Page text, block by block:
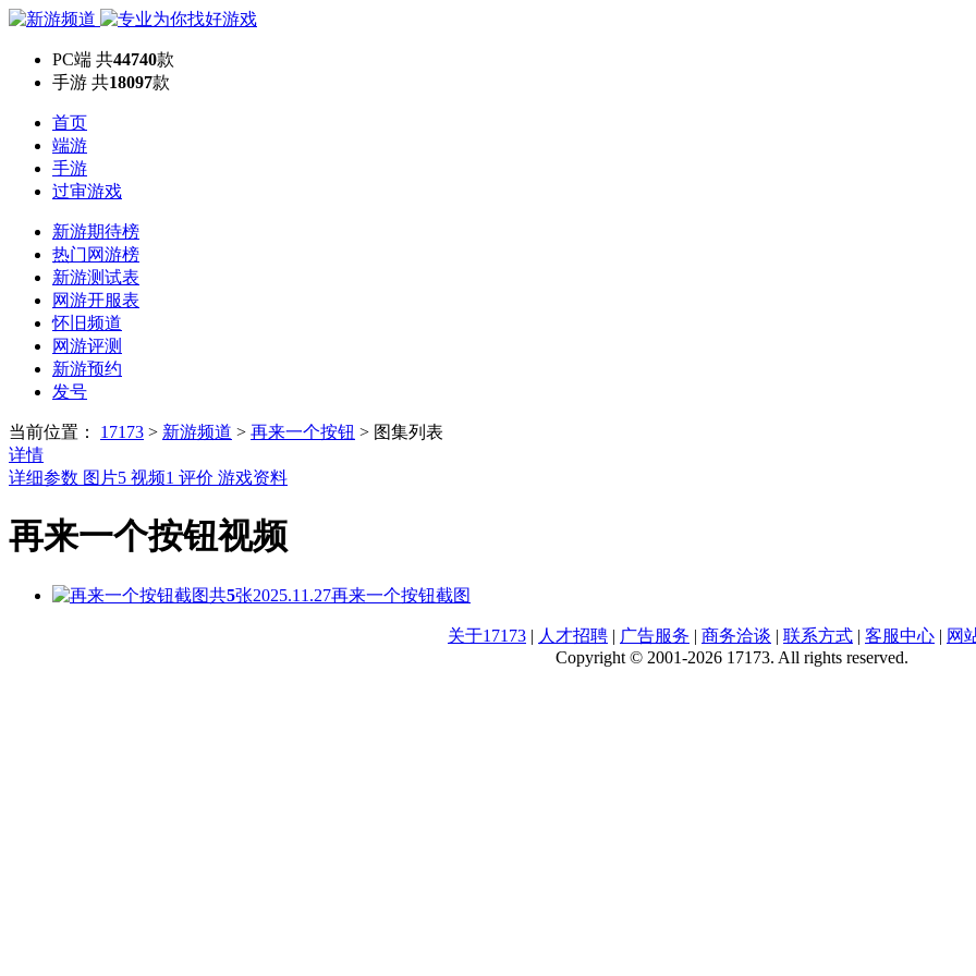
PC端 共44740款
手游 共18097款
首页
端游
手游
过审游戏
新游期待榜
热门网游榜
新游测试表
网游开服表
怀旧频道
网游评测
新游预约
发号
当前位置： 17173 > 新游频道 > 再来一个按钮 > 图集列表
详情
详细参数 图片5 视频1 评价 游戏资料
再来一个按钮视频
共5张2025.11.27再来一个按钮截图
关于17173 | 人才招聘 | 广告服务 | 商务洽谈 | 联系方式 | 客服中心 | 网
Copyright © 2001-2026 17173. All rights reserved.